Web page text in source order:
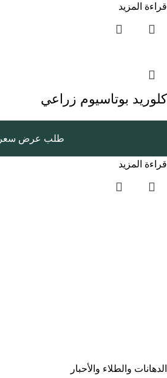
قراءة المزيد
كلوريد بوتاسيوم زراعي
طلب عرض سعر
قراءة المزيد
⁠الدهانات والطلاء والأحبار